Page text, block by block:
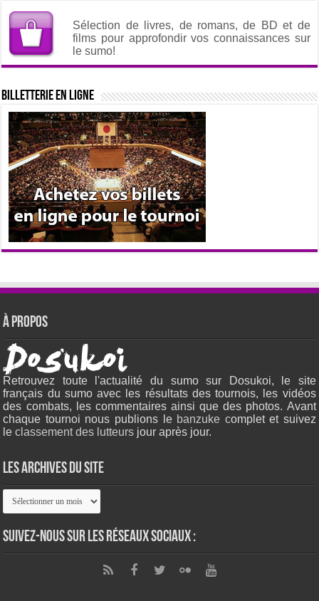
Sélection de livres, de romans, de BD et de
films pour approfondir vos connaissances sur
le sumo!
Billetterie en ligne
À propos
Retrouvez toute l'actualité du sumo sur Dosukoi, le site
français du sumo avec les résultats des tournois, les vidéos
des combats, les commentaires ainsi que des photos. Avant
chaque tournoi nous publions le banzuke complet et suivez
leclassement des lutteurs jour après jour.
Les archives du site
Les
archives
site
Suivez-nous sur les réseaux sociaux :